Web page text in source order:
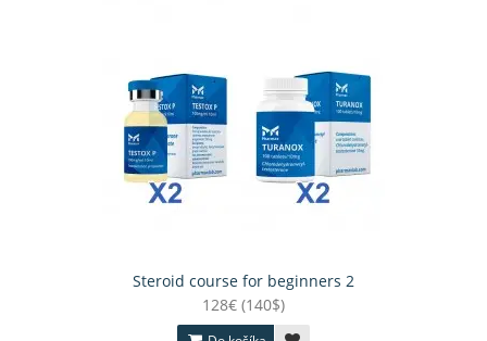
Steroid course for beginners 2
128€ (140$)